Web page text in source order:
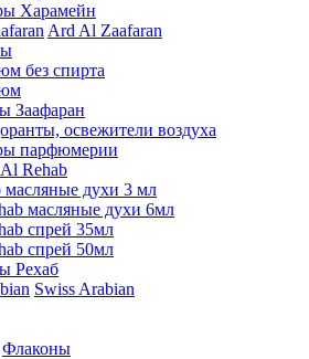
Харамейн
Ard Al Zaafaran
без спирта
Заафаран
освежители воздуха
парфюмерии
Al Rehab
масляные духи 3 мл
масляные духи 6мл
спрей 35мл
спрей 50мл
Рехаб
Swiss Arabian
Флаконы